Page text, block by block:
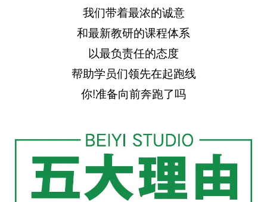
我们带着最浓的诚意
和最新教研的课程体系
以最负责任的态度
帮助学员们领先在起跑线
你!准备向前奔跑了吗